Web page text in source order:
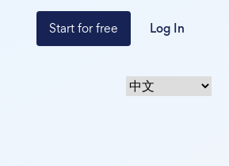
Start for free Log In